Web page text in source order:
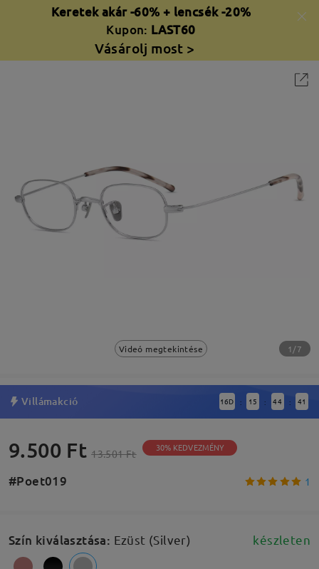
Keretek akár -60% + lencsék -20%
Kupon: LAST60
Vásárolj most >
Videó megtekintése 1/7
Villámakció 16D : 15 : 44 : 41
9.500 Ft 13.501 Ft 30% KEDVEZMÉNY
#Poet019 1
Szín kiválasztása: Ezüst (Silver) készleten